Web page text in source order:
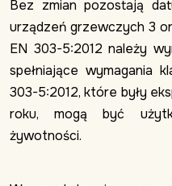
Bez zmian pozostają
urządzeń grzewczych 3
EN 303-5:2012 należy
spełniające wymagania
303-5:2012, które były
roku, mogą być
żywotności.